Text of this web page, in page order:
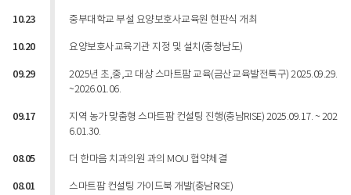
10.23 중부대학교 부설 요양보호사교육원 현판식 개최
10.20 요양보호사교육기관 지정 및 설치(충청남도)
09.29
2025년 초,중,고 대상 스마트팜 교육(금산교육발전특구) 2025.09.29.
~2026.01.06.
09.17
지역 농가 맞춤형 스마트팜 컨설팅 진행(충남RISE) 2025.09.17. ~ 202
6.01.30.
08.05 더 한마음 치과의원 과의 MOU 협약체결
08.01 스마트팜 컨설팅 가이드북 개발(충남RISE)